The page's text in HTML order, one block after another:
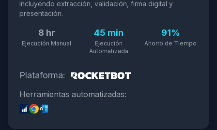
incluyendo extracción, validación, firma digital y
presentación.
8 hr
Ejecución Manual
45 min
Ejecución
Automatizada
91%
Ahorro de Tiempo
Plataforma:
Herramientas automatizadas: